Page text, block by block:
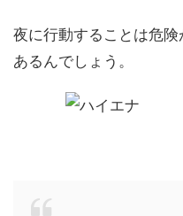
夜に行動することは危
あるんでしょう。